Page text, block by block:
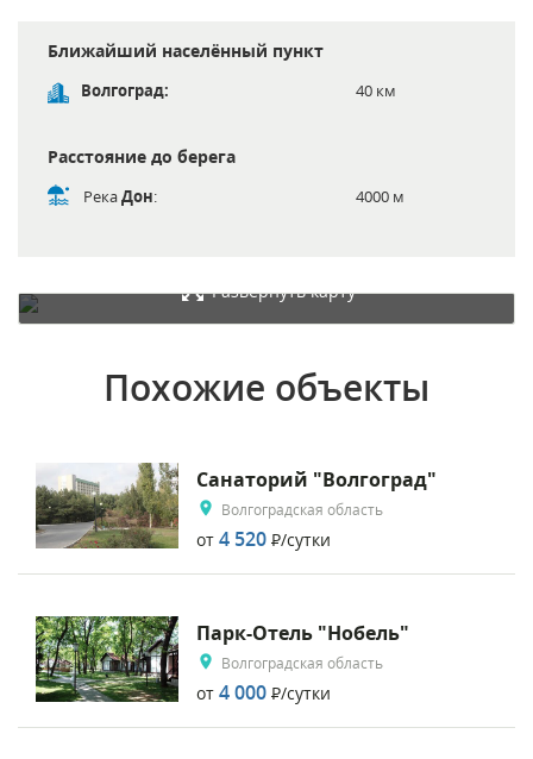
Ближайший населённый пункт
Волгоград: 40 км
Расстояние до берега
РекаДон: 4000 м
Развернуть карту
Похожие объекты
Санаторий "Волгоград"
Волгоградская область
от 4 520 Р/сутки
Парк-Отель "Нобель"
Волгоградская область
от 4 000 Р/сутки